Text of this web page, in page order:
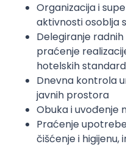
Organizacija i
aktivnosti osoblja
Delegiranje
praćenje
hotelskih
Dnevna kontrola
javnih prostora
Obuka i uvođenje
Praćenje
čišćenje i